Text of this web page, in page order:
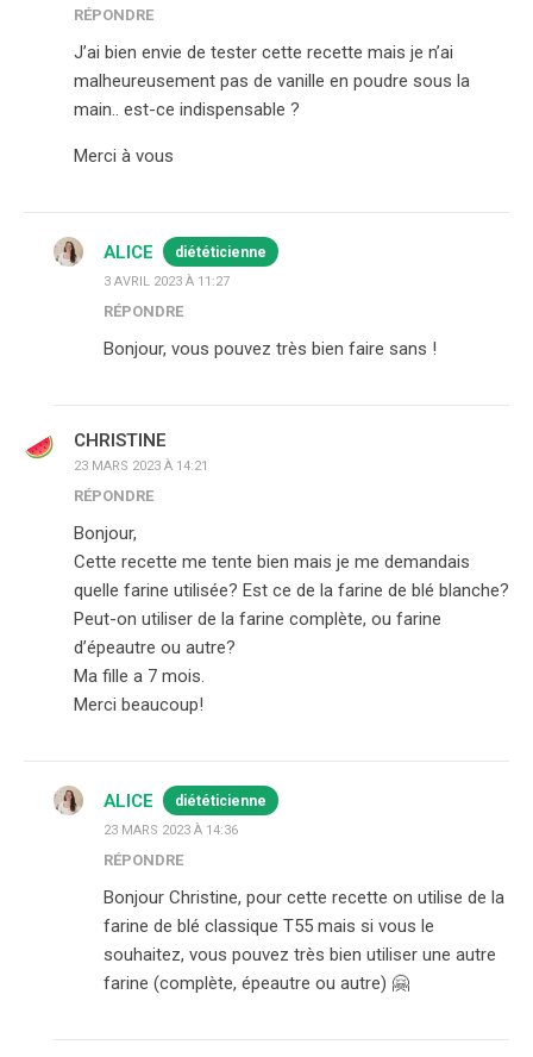
RÉPONDRE
J’ai bien envie de tester cette recette mais je n’ai
malheureusement pas de vanille en poudre sous la
main.. est-ce indispensable ?
Merci à vous
ALICE diététicienne
3 AVRIL 2023 À 11:27
RÉPONDRE
Bonjour, vous pouvez très bien faire sans !
CHRISTINE
23 MARS 2023 À 14:21
RÉPONDRE
Bonjour,
Cette recette me tente bien mais je me demandais
quelle farine utilisée? Est ce de la farine de blé blanche?
Peut-on utiliser de la farine complète, ou farine
d’épeautre ou autre?
Ma fille a 7 mois.
Merci beaucoup!
ALICE diététicienne
23 MARS 2023 À 14:36
RÉPONDRE
Bonjour Christine, pour cette recette on utilise de la
farine de blé classique T55 mais si vous le
souhaitez, vous pouvez très bien utiliser une autre
farine (complète, épeautre ou autre) 🤗